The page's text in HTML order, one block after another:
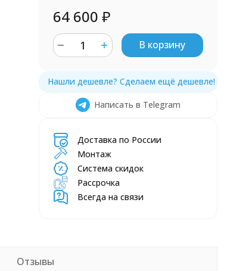
64 600 ₽
В корзину
Написать в Telegram
Доставка по России
Монтаж
Система скидок
Рассрочка
Всегда на связи
Отзывы